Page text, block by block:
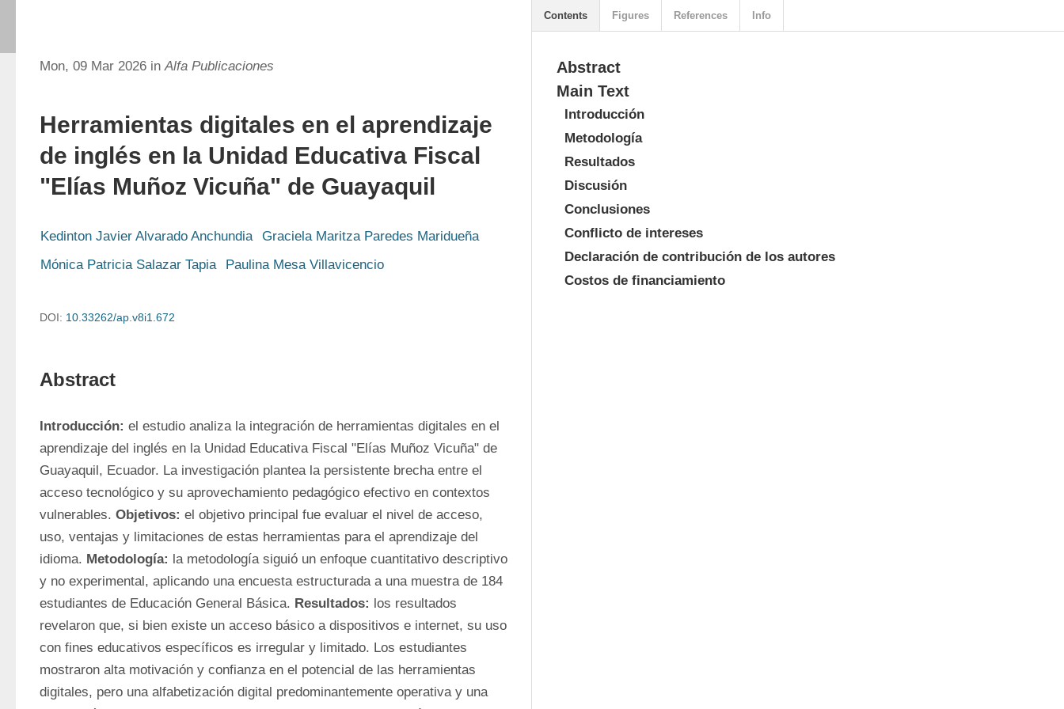
Mon, 09 Mar 2026 inAlfa Publicaciones
Herramientas digitales en el aprendizaje
de inglés en la Unidad Educativa Fiscal
"Elías Muñoz Vicuña" de Guayaquil
Kedinton Javier Alvarado Anchundia
Graciela Maritza Paredes Maridueña
Mónica Patricia Salazar Tapia
Paulina Mesa Villavicencio
DOI: 10.33262/ap.v8i1.672
Abstract
Introducción: el estudio analiza la integración de herramientas digitales en el
aprendizaje del inglés en la Unidad Educativa Fiscal "Elías Muñoz Vicuña" de
Guayaquil, Ecuador. La investigación plantea la persistente brecha entre el
acceso tecnológico y su aprovechamiento pedagógico efectivo en contextos
vulnerables. Objetivos: el objetivo principal fue evaluar el nivel de acceso,
uso, ventajas y limitaciones de estas herramientas para el aprendizaje del
idioma. Metodología: la metodología siguió un enfoque cuantitativo descriptivo
y no experimental, aplicando una encuesta estructurada a una muestra de 184
estudiantes de Educación General Básica. Resultados: los resultados
revelaron que, si bien existe un acceso básico a dispositivos e internet, su uso
con fines educativos específicos es irregular y limitado. Los estudiantes
mostraron alta motivación y confianza en el potencial de las herramientas
digitales, pero una alfabetización digital predominantemente operativa y una
Abstract
Main Text
Introducción
Metodología
Resultados
Discusión
Conclusiones
Conflicto de intereses
Declaración de contribución de los autores
Costos de financiamiento
Contents Figures References Info